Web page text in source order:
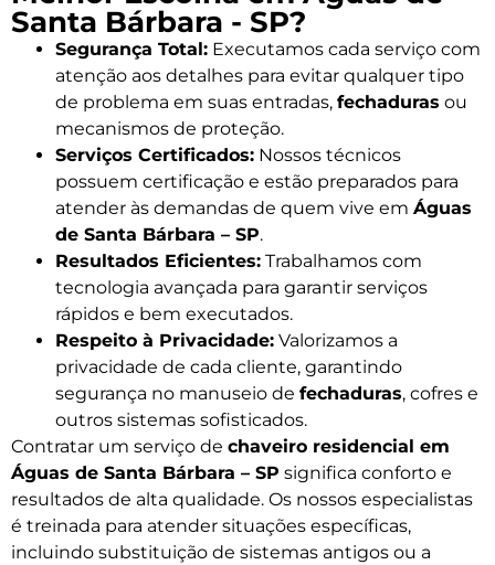
Santa Bárbara - SP?
Segurança Total: Executamos cada serviço com
atenção aos detalhes para evitar qualquer tipo
de problema em suas entradas, fechaduras ou
mecanismos de proteção.
Serviços Certificados: Nossos técnicos
possuem certificação e estão preparados para
atender às demandas de quem vive em Águas
de Santa Bárbara – SP.
Resultados Eficientes: Trabalhamos com
tecnologia avançada para garantir serviços
rápidos e bem executados.
Respeito à Privacidade: Valorizamos a
privacidade de cada cliente, garantindo
segurança no manuseio de fechaduras, cofres e
outros sistemas sofisticados.
Contratar um serviço de chaveiro residencial em
Águas de Santa Bárbara – SP significa conforto e
resultados de alta qualidade. Os nossos especialistas
é treinada para atender situações específicas,
incluindo substituição de sistemas antigos ou a